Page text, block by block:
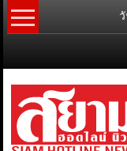
Skip
to